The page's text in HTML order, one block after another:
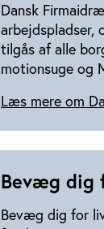
Dansk
arbejdspladser,
tilgås af alle
motionsuge og
Læs mere om
Bevæg dig
Bevæg dig for